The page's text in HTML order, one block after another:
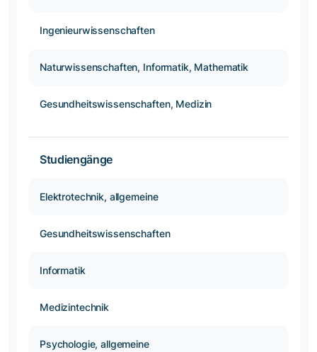
Ingenieurwissenschaften
Naturwissenschaften, Informatik, Mathematik
Gesundheitswissenschaften, Medizin
Studiengänge
Elektrotechnik, allgemeine
Gesundheitswissenschaften
Informatik
Medizintechnik
Psychologie, allgemeine